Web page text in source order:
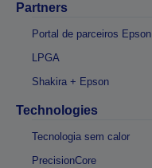
Partners
Portal de parceiros Epson
LPGA
Shakira + Epson
Technologies
Tecnologia sem calor
PrecisionCore